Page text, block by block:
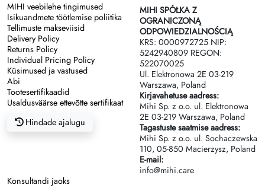
MIHI veebilehe tingimused
Isikuandmete töötlemise poliitika
Tellimuste makseviisid
Delivery Policy
Returns Policy
Individual Pricing Policy
Küsimused ja vastused
Abi
Tootesertifikaadid
Usaldusväärse ettevõtte sertifikaat
Hindade ajalugu
MIHI SPÓŁKA Z
OGRANICZONĄ
ODPOWIEDZIALNOŚCIĄ
KRS: 0000972725 NIP:
5242940809 REGON:
522070025
Ul. Elektronowa 2Е 03-219
Warszawa, Poland
Kirjavahetuse aadress:
Mihi Sp. z o.o. ul. Elektronowa
2Е 03-219 Warszawa, Poland
Tagastuste saatmise aadress:
Mihi Sp. z o.o. ul. Sochaczewska
110, 05-850 Macierzysz, Poland
E-mail:
info@mihi.care
Konsultandi jaoks